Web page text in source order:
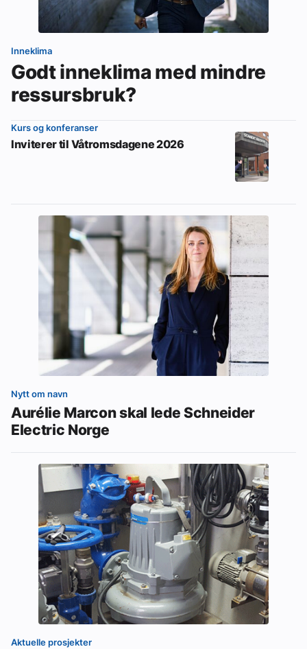
Inneklima
Godt inneklima med mindre
ressursbruk?
Kurs og konferanser
Inviterer til Våtromsdagene 2026
Nytt om navn
Aurélie Marcon skal lede Schneider
Electric Norge
Aktuelle prosjekter